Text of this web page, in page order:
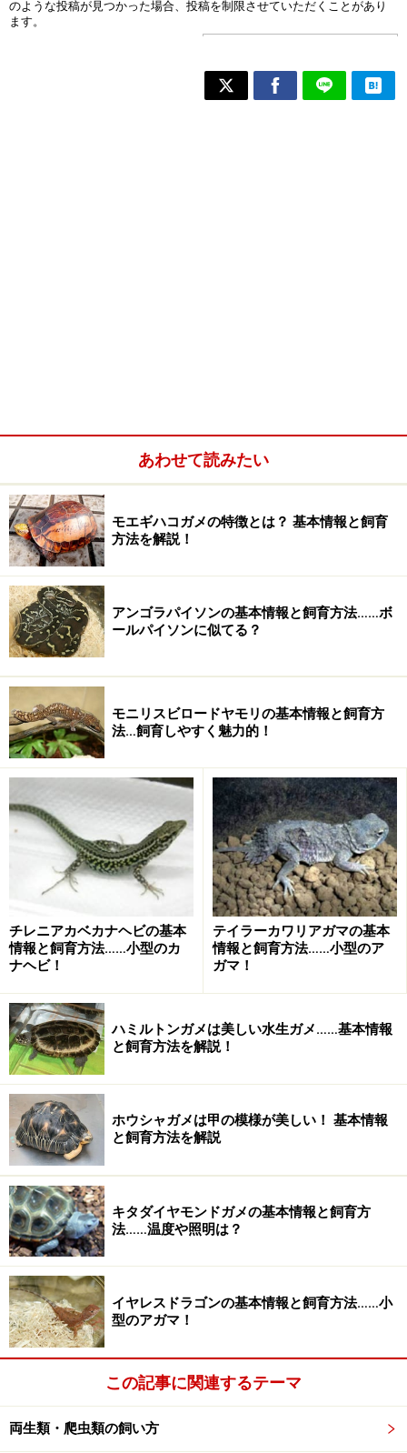
あわせて読みたい
モエギハコガメの特徴とは？ 基本情報と飼育
方法を解説！
アンゴラパイソンの基本情報と飼育方法……ボ
ールパイソンに似てる？
モニリスビロードヤモリの基本情報と飼育方
法…飼育しやすく魅力的！
チレニアカベカナヘビの基本
情報と飼育方法……小型のカ
ナヘビ！
テイラーカワリアガマの基本
情報と飼育方法……小型のア
ガマ！
ハミルトンガメは美しい水生ガメ……基本情報
と飼育方法を解説！
ホウシャガメは甲の模様が美しい！ 基本情報
と飼育方法を解説
キタダイヤモンドガメの基本情報と飼育方
法……温度や照明は？
イヤレスドラゴンの基本情報と飼育方法……小
型のアガマ！
この記事に関連するテーマ
両生類・爬虫類の飼い方